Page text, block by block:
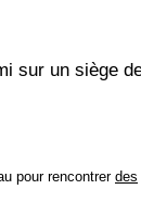
sur un siège
pour rencontrer des